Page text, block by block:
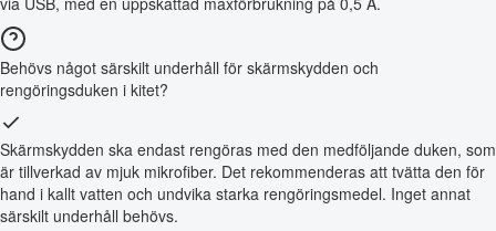
Behövs något särskilt underhåll för skärmskydden och
rengöringsduken i kitet?
Skärmskydden ska endast rengöras med den medföljande duken, som
är tillverkad av mjuk mikrofiber. Det rekommenderas att tvätta den för
hand i kallt vatten och undvika starka rengöringsmedel. Inget annat
särskilt underhåll behövs.